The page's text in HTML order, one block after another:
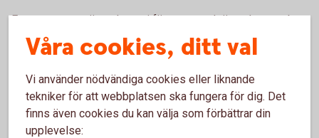
En person som är verksam i företaget och är make, sambo
eller registrerad partner med företagaren.
Närstående – förälder/barn
En person som är verksam i företaget och är barn, barnbarn
eller förälder till företagaren.
Våra cookies, ditt val
Vi använder nödvändiga cookies eller liknande
tekniker för att webbplatsen ska fungera för dig. Det
finns även cookies du kan välja som förbättrar din
upplevelse: